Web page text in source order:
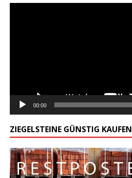
00:00
ZIEGELSTEINE GÜNSTIG KAUFEN